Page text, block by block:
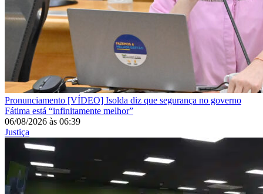
Pronunciamento [VÍDEO] Isolda diz que segurança no governo
Fátima está “infinitamente melhor”
06/08/2026 às 06:39
Justiça